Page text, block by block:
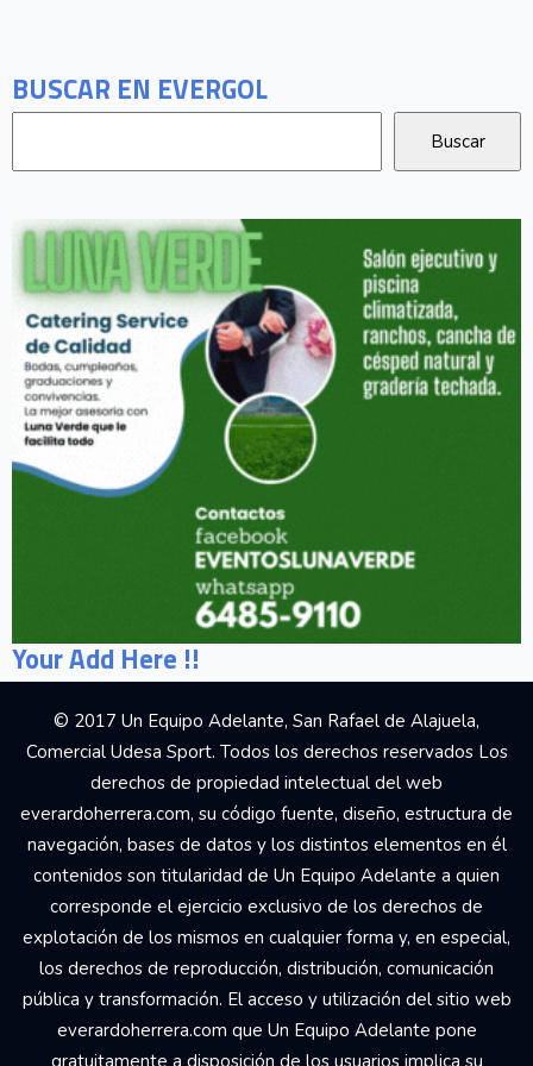
BUSCAR EN EVERGOL
Your Add Here !!
© 2017 Un Equipo Adelante, San Rafael de Alajuela,
Comercial Udesa Sport. Todos los derechos reservados Los
derechos de propiedad intelectual del web
everardoherrera.com, su código fuente, diseño, estructura de
navegación, bases de datos y los distintos elementos en él
contenidos son titularidad de Un Equipo Adelante a quien
corresponde el ejercicio exclusivo de los derechos de
explotación de los mismos en cualquier forma y, en especial,
los derechos de reproducción, distribución, comunicación
pública y transformación. El acceso y utilización del sitio web
everardoherrera.com que Un Equipo Adelante pone
gratuitamente a disposición de los usuarios implica su